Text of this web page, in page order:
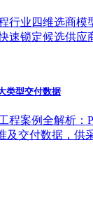
行业四维选商
速锁定候选供应
类型交付数据
程案例全解析
及交付数据，